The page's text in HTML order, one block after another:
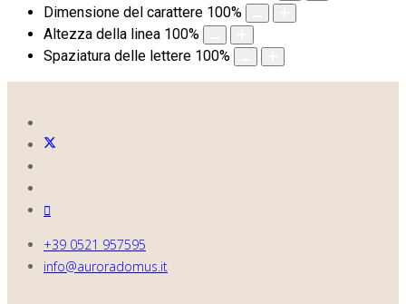
Dimensione del carattere 100%
Altezza della linea 100%
Spaziatura delle lettere 100%
+39 0521 957595
info@auroradomus.it